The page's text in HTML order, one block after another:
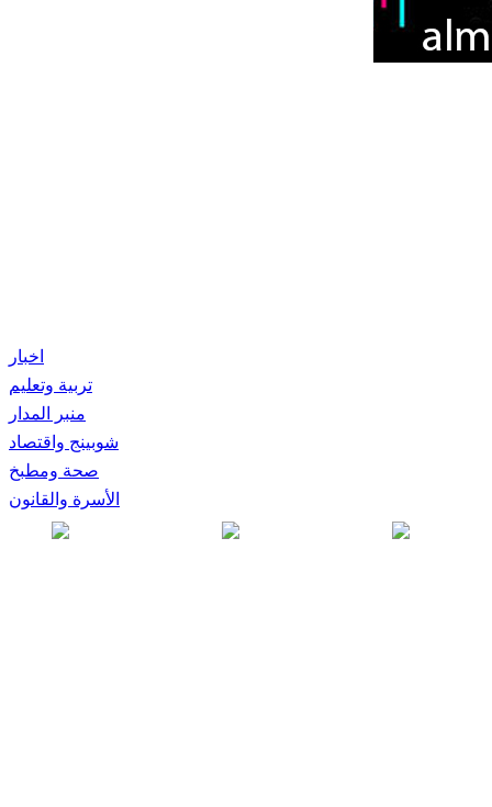
اخبار
تربية وتعليم
منبر المدار
شوبينج واقتصاد
صحة ومطبخ
الأسرة والقانون